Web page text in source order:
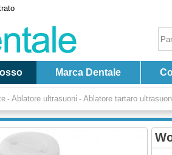
Marca Dentale
- Ablatore ultrasuoni - Ablatore tartaro